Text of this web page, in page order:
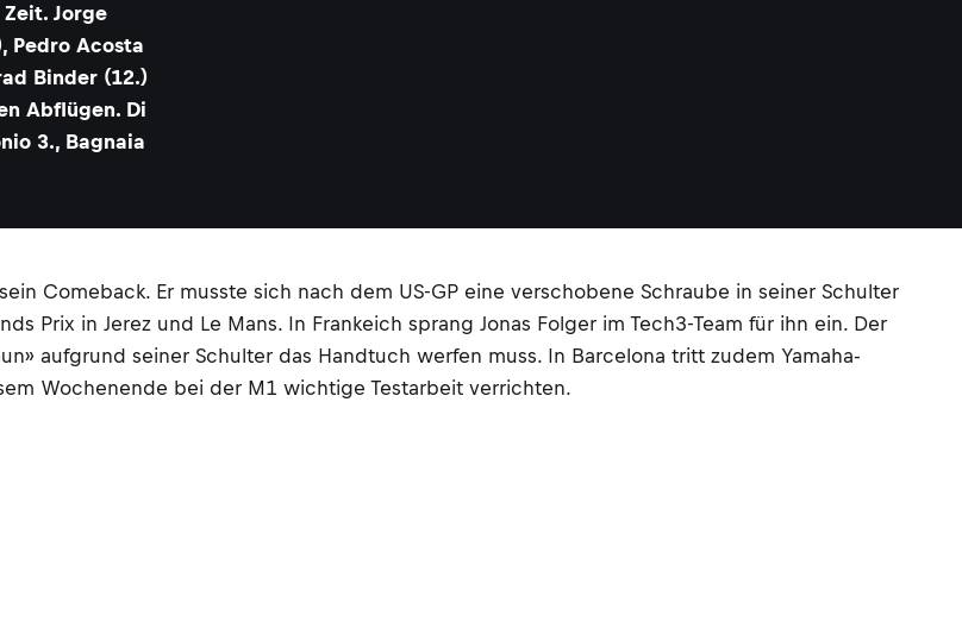
Jorge
Pedro Acosta
Binder (12.)
Abflügen. Di
3., Bagnaia
Comeback. Er musste sich nach dem US-GP eine verschobene Schraube in seiner Schulter
Prix in Jerez und Le Mans. In Frankeich sprang Jonas Folger im Tech3-Team für ihn ein. Der
aufgrund seiner Schulter das Handtuch werfen muss. In Barcelona tritt zudem Yamaha-
Wochenende bei der M1 wichtige Testarbeit verrichten.